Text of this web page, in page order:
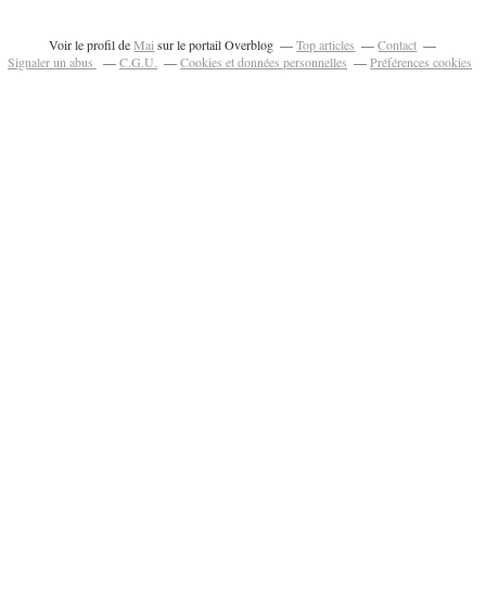
Voir le profil deMaisur le portail Overblog Top articles
Contact
Signaler un abus
C.G.U. Cookies et données personnelles Préférences cookies